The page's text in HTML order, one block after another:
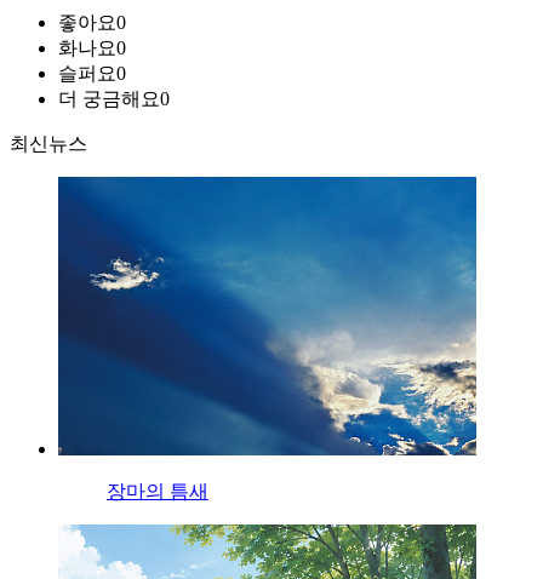
좋아요0
화나요0
슬퍼요0
더 궁금해요0
최신뉴스
장마의 틈새